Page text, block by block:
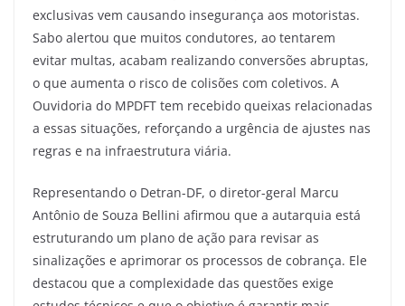
exclusivas vem causando insegurança aos motoristas.
Sabo alertou que muitos condutores, ao tentarem
evitar multas, acabam realizando conversões abruptas,
o que aumenta o risco de colisões com coletivos. A
Ouvidoria do MPDFT tem recebido queixas relacionadas
a essas situações, reforçando a urgência de ajustes nas
regras e na infraestrutura viária.
Representando o Detran-DF, o diretor-geral Marcu
Antônio de Souza Bellini afirmou que a autarquia está
estruturando um plano de ação para revisar as
sinalizações e aprimorar os processos de cobrança. Ele
destacou que a complexidade das questões exige